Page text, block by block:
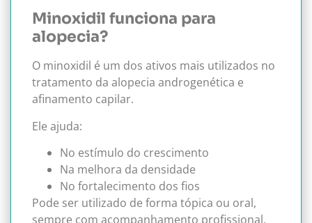
Minoxidil funciona para
alopecia?
O minoxidil é um dos ativos mais utilizados no
tratamento da alopecia androgenética e
afinamento capilar.
Ele ajuda:
No estímulo do crescimento
Na melhora da densidade
No fortalecimento dos fios
Pode ser utilizado de forma tópica ou oral,
sempre com acompanhamento profissional.